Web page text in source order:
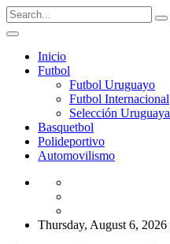
Inicio
Futbol
Futbol Uruguayo
Futbol Internacional
Selección Uruguaya
Basquetbol
Polideportivo
Automovilismo
Thursday, August 6, 2026